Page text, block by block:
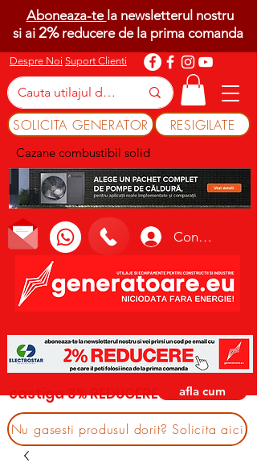
Despre Noi Suport Clienti
SOLICITA GENERATOR RESIGILATE
Cazane combustibil solid
Conectează-te
Aboneaza-te la newsletterul nostru
si ai 2%reducere de la prima comanda
castiga 3% REDUCERE afla cum
Nu gasesti produsul dorit? Solicita aici